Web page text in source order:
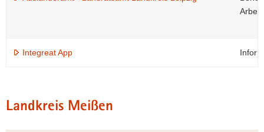
Integreat App
Landkreis Meißen